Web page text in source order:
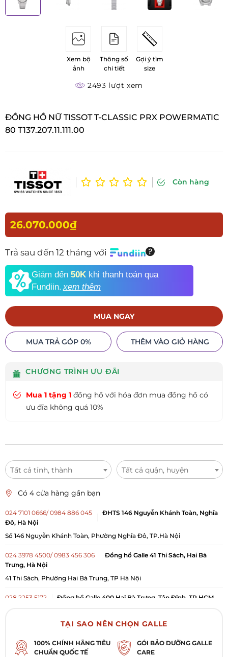
Xem bộ
ảnh
Thông số
chi tiết
Gợi ý tìm
size
2493 lượt xem
ĐỒNG HỒ NỮ TISSOT T-CLASSIC PRX POWERMATIC
80 T137.207.11.111.00
Còn hàng
26.070.000₫
Trả sau đến 12 tháng với
Giảm đến 50K khi thanh toán qua
Fundiin.xem thêm
MUA NGAY
MUA TRẢ GÓP 0% THÊM VÀO GIỎ HÀNG
CHƯƠNG TRÌNH ƯU ĐÃI
Mua 1 tặng 1 đồng hồ với hóa đơn mua đồng hồ có
ưu đĩa không quá 10%
Tất cả tỉnh, thành Tất cả quận, huyện
Có 4 cửa hàng gần bạn
024 7101 0666/ 0984 886 045
ĐHTS 146 Nguyễn Khánh Toàn, Nghĩa
Đô, Hà Nội
Số 146 Nguyễn Khánh Toàn, Phường Nghĩa Đô, TP.Hà Nội
024 3978 4500/ 0983 456 306
Đồng hồ Galle 41 Thi Sách, Hai Bà
Trưng, Hà Nội
41 Thi Sách, Phường Hai Bà Trưng, TP Hà Nội
028 2253 5172
Đồng hồ Galle 400 Hai Bà Trưng, Tân Định, TP HCM
Đồng hồ Galle Vincom Bắc Ninh
L1-K1 TTTM Vincom Plaza Lý Thái Tổ, Phường Kinh Bắc, TP. Bắc Ninh,
Tỉnh Bắc Ninh
TẠI SAO NÊN CHỌN GALLE
100% CHÍNH HÃNG TIÊU
CHUẨN QUỐC TẾ
GÓI BẢO DƯỠNG GALLE
CARE